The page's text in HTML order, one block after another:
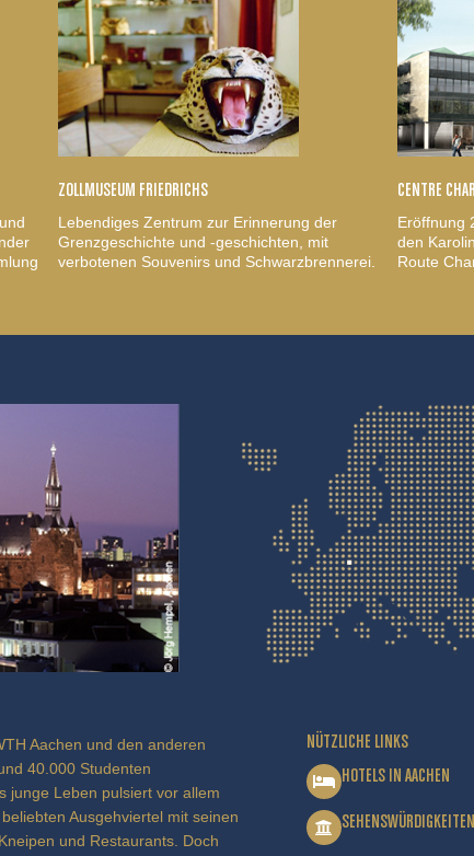
ZOLLMUSEUM FRIEDRICHS
Lebendiges Zentrum zur Erinnerung der
Grenzgeschichte und -geschichten, mit
verbotenen Souvenirs und Schwarzbrennerei.
CENTRE
Eröffnung
den
Route
Aachen und den anderen
40.000 Studenten
junge Leben pulsiert vor allem
Ausgehviertel mit seinen
und Restaurants. Doch
NÜTZLICHE LINKS
HOTELS IN AACHEN